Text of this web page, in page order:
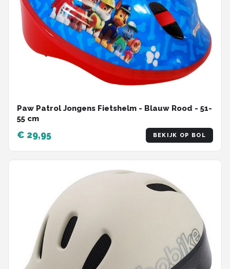
Paw Patrol Jongens Fietshelm - Blauw Rood - 51-
55 cm
€ 29,95 BEKIJK OP BOL